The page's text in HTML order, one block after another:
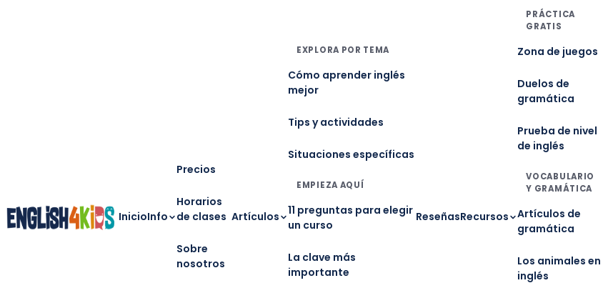
InicioInfo
Precios
Horarios
de clases
Sobre
nosotros
Artículos
EXPLORA POR TEMA
Cómo aprender inglés
mejor
Tips y actividades
Situaciones específicas
EMPIEZA AQUÍ
11 preguntas para elegir
un curso
La clave más
importante
ReseñasRecursos
PRÁCTICA
GRATIS
Zona de juegos
Duelos de
gramática
Prueba de nivel
de inglés
VOCABULARIO
Y GRAMÁTICA
Artículos de
gramática
Los animales en
inglés